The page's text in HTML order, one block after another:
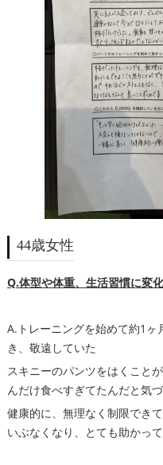
44歳女性
Q.体型や体重、生活習慣に変
A.トレーニングを始めて約1
き、敬遠していた
スキニーのパンツをはくこと
んだけ食べすぎてたんだと気づ
健康的に、無理なく制限でき
いぶなくなり、とても助かって